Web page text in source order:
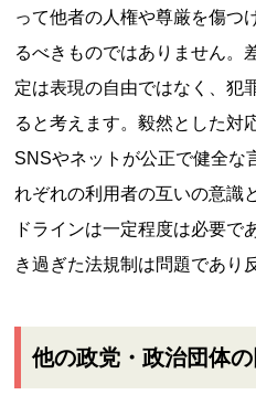
って他者の人権や尊厳を傷つ
るべきものではありません。
定は表現の自由ではなく、犯
ると考えます。毅然とした対
SNSやネットが公正で健全な
れぞれの利用者の互いの意識
ドラインは一定程度は必要で
き過ぎた法規制は問題であり
他の政党・政治団体